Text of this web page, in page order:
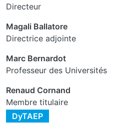
Directeur
Magali Ballatore
Directrice adjointe
Marc Bernardot
Professeur des Universités
Renaud Cornand
Membre titulaire
DyTAEP